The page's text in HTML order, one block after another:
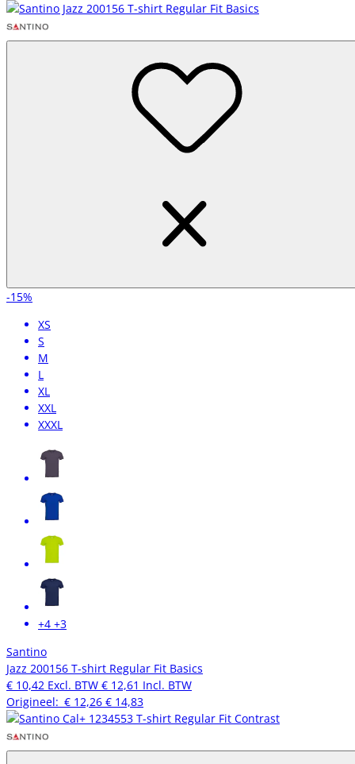
-15%
XS
S
M
L
XL
XXL
XXXL
+4 +3
Santino
Jazz 200156 T-shirt Regular Fit Basics
€ 10,42 Excl. BTW € 12,61 Incl. BTW
Origineel: € 12,26 € 14,83